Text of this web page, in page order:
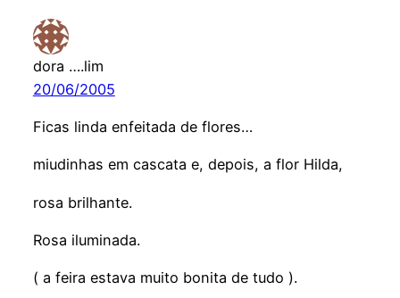
dora ….lim
20/06/2005
Ficas linda enfeitada de flores…
miudinhas em cascata e, depois, a flor Hilda,
rosa brilhante.
Rosa iluminada.
( a feira estava muito bonita de tudo ).